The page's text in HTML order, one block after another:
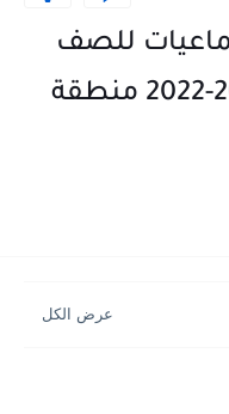
للصف
الثامن الفترة الاولي 2021-2022 منطقة